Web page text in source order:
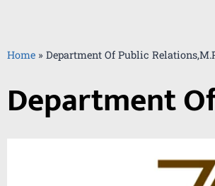
Home » Department Of Public
Department